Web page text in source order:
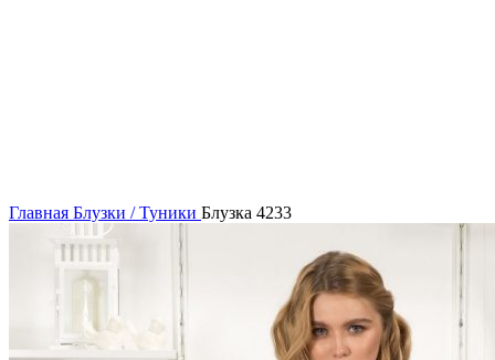
Главная Блузки / Туники Блузка 4233